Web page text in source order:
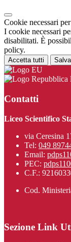
Cookie necessari
I cookie necessari
disabilitati. È
policy.
Accetta tutti
Contatti
Liceo Scientifico
via Ceresina
Tel: 049
Email:
PEC:
C.F.:
Cod.
Sezione Link